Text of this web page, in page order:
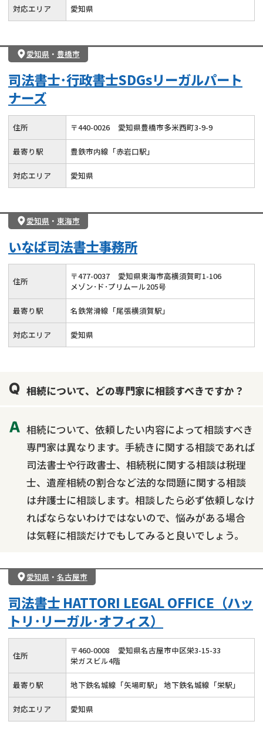
対応エリア 愛知県
愛知県 ・ 豊橋市
司法書士･行政書士SDGsリーガルパート
ナーズ
住所 〒440-0026 愛知県豊橋市多米西町3-9-9
最寄り駅 豊鉄市内線「赤岩口駅」
対応エリア 愛知県
愛知県 ・ 東海市
いなば司法書士事務所
住所 〒477-0037
愛知県東海市高横須賀町1-106
メゾン･ド･プリムール205号
最寄り駅 名鉄常滑線「尾張横須賀駅」
対応エリア 愛知県
相続について、どの専門家に相談すべきですか？
相続について、依頼したい内容によって相談すべき
専門家は異なります。手続きに関する相談であれば
司法書士や行政書士、相続税に関する相談は税理
士、遺産相続の割合など法的な問題に関する相談
は弁護士に相談します。相談したら必ず依頼しなけ
ればならないわけではないので、悩みがある場合
は気軽に相談だけでもしてみると良いでしょう。
愛知県 ・ 名古屋市
司法書士 HATTORI LEGAL OFFICE（ハッ
トリ･リーガル･オフィス）
住所 〒460-0008
愛知県名古屋市中区栄3-15-33
栄ガスビル4階
最寄り駅 地下鉄名城線「矢場町駅」 地下鉄名城線「栄駅」
対応エリア 愛知県